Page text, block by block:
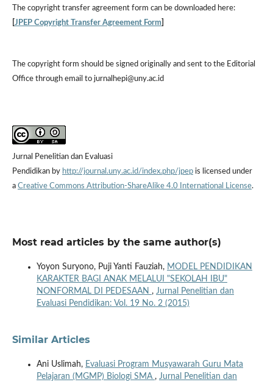
Thecopyright transfer agreement form can be downloaded here:
JPEP Copyright Transfer Agreement Form]
The copyright form should be signed originally and sent to the Editorial
Office through email to jurnalhepi@uny.ac.id
Jurnal Penelitian dan Evaluasi
Pendidikan by http://journal.uny.ac.id/index.php/jpepis licensed under
a Creative Commons Attribution-ShareAlike 4.0 International License.
Most read articles by the same author(s)
Yoyon Suryono, Puji Yanti Fauziah, MODEL PENDIDIKAN
KARAKTER BAGI ANAK MELALUI "SEKOLAH IBU"
NONFORMAL DI PEDESAAN , Jurnal Penelitian dan
Evaluasi Pendidikan: Vol. 19 No. 2 (2015)
Similar Articles
Ani Uslimah, Evaluasi Program Musyawarah Guru Mata
Pelajaran (MGMP) Biologi SMA , Jurnal Penelitian dan